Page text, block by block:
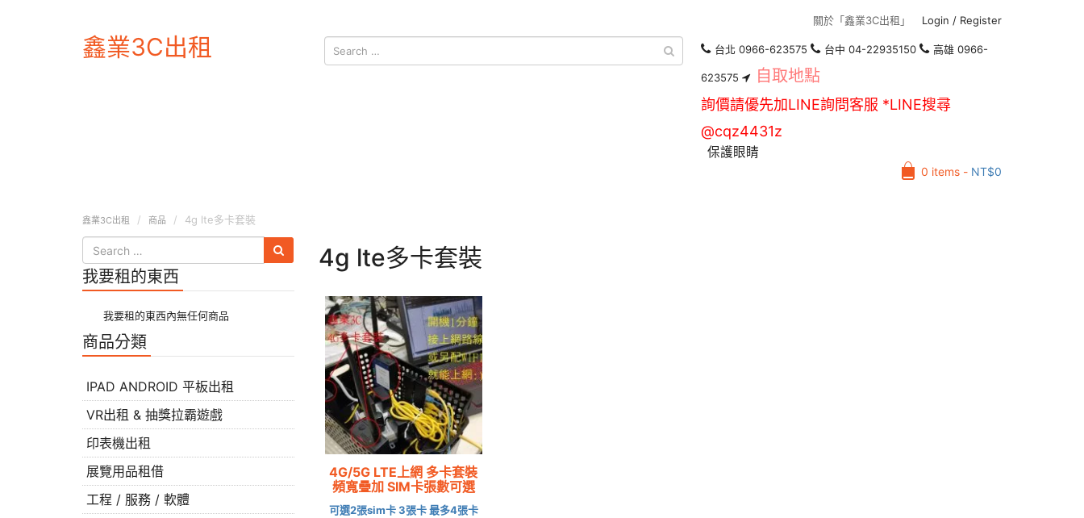
Login / Register
關於「鑫業3C出租」
鑫業3C出租 台北 0966-623575 台中 04-22935150 高雄 0966-
623575 自取地點
詢價請優先加LINE詢問客服 *LINE搜尋
@cqz4431z
保護眼睛
0 items - NT$0
鑫業3C出租 商品 4g lte多卡套裝
我要租的東西
我要租的東西內無任何商品
商品分類
IPAD ANDROID 平板出租
VR出租 & 抽獎拉霸遊戲
印表機出租
展覽用品租借
工程 / 服務 / 軟體
4g lte多卡套裝
4G/5G LTE上網 多卡套裝
頻寬疊加 SIM卡張數可選
可選2張sim卡 3張卡 最多4張卡